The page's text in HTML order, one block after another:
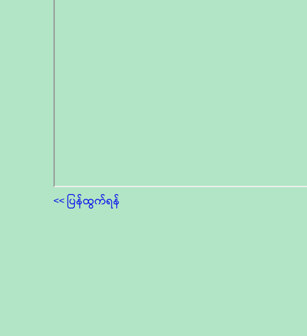
<< ပြန်ထွက်ရန်